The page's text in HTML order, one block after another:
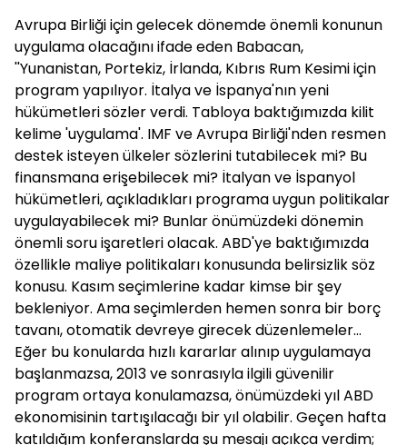
Avrupa Birliği için gelecek dönemde önemli konunun
uygulama olacağını ifade eden Babacan,
''Yunanistan, Portekiz, İrlanda, Kıbrıs Rum Kesimi için
program yapılıyor. İtalya ve İspanya'nın yeni
hükümetleri sözler verdi. Tabloya baktığımızda kilit
kelime 'uygulama'. IMF ve Avrupa Birliği'nden resmen
destek isteyen ülkeler sözlerini tutabilecek mi? Bu
finansmana erişebilecek mi? İtalyan ve İspanyol
hükümetleri, açıkladıkları programa uygun politikalar
uygulayabilecek mi? Bunlar önümüzdeki dönemin
önemli soru işaretleri olacak. ABD'ye baktığımızda
özellikle maliye politikaları konusunda belirsizlik söz
konusu. Kasım seçimlerine kadar kimse bir şey
bekleniyor. Ama seçimlerden hemen sonra bir borç
tavanı, otomatik devreye girecek düzenlemeler...
Eğer bu konularda hızlı kararlar alınıp uygulamaya
başlanmazsa, 2013 ve sonrasıyla ilgili güvenilir
program ortaya konulamazsa, önümüzdeki yıl ABD
ekonomisinin tartışılacağı bir yıl olabilir. Geçen hafta
katıldığım konferanslarda şu mesajı açıkça verdim;